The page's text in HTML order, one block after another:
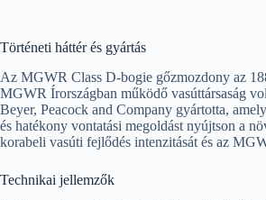
Történeti háttér és gyártás
Az MGWR Class D-bogie gőzmozdony az
MGWR Írországban működő vasúttársaság
Beyer, Peacock and Company gyártotta,
és hatékony vontatási megoldást nyújtson a
korabeli vasúti fejlődés intenzitását és az
Technikai jellemzők